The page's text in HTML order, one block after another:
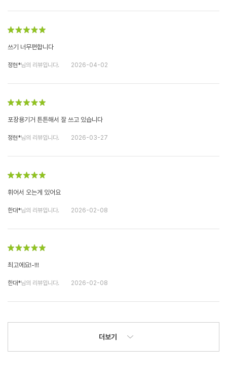
쓰기 너무편합니다
정현*님의 리뷰입니다. 2026-04-02
포장용기거 튼튼해서 잘 쓰고 있습니다
정현*님의 리뷰입니다. 2026-03-27
휘어서 오는게 있어요
한대*님의 리뷰입니다. 2026-02-08
최고에요!-!!!
한대*님의 리뷰입니다. 2026-02-08
더보기